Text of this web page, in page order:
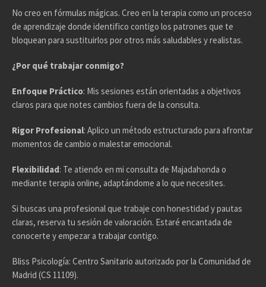
No creo en fórmulas mágicas. Creo en la terapia como un proceso
de aprendizaje donde identifico contigo los patrones que te
bloquean para sustituirlos por otros más saludables y realistas.
¿Por qué trabajar conmigo?
Enfoque Práctico: Mis sesiones están orientadas a objetivos
claros para que notes cambios fuera de la consulta.
Rigor Profesional: Aplico un método estructurado para afrontar
momentos de cambio o malestar emocional.
Flexibilidad: Te atiendo en mi consulta de Majadahonda o
mediante terapia online, adaptándome a lo que necesites.
Si buscas una profesional que trabaje con honestidad y pautas
claras, reserva tu sesión de valoración. Estaré encantada de
conocerte y empezar a trabajar contigo.
Bliss Psicología: Centro Sanitario autorizado por la Comunidad de
Madrid (CS 11109).